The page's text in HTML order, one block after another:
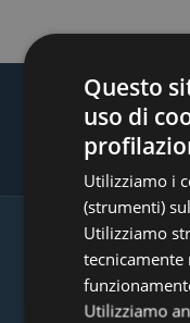
Questo
uso di
Utilizziamo i
(strumenti)
Utilizziamo
tecnicamente
Utilizziamo